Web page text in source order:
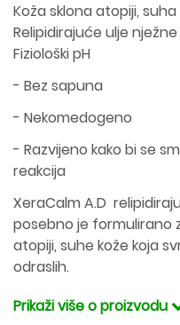
Koža sklona atopiji,
Relipidirajuće ulje
Fiziološki pH
- Bez sapuna
- Nekomedogeno
- Razvijeno kako bi se
reakcija
XeraCalm A.D
posebno je formulirano
atopiji, suhe kože koja
odraslih.
Prikaži više o proizvodu